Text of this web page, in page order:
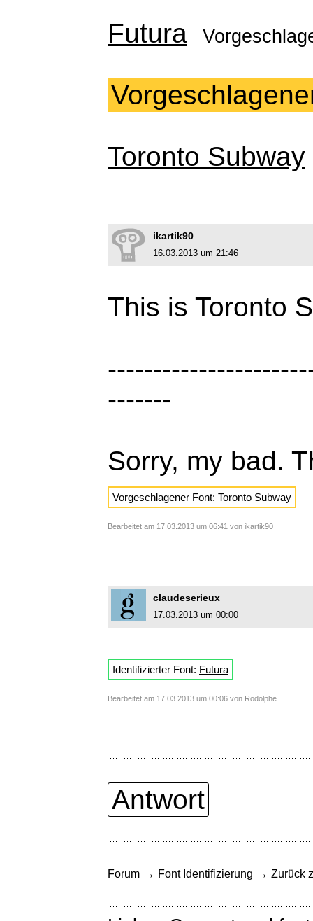
Futura
Toronto Subway
ikartik90
16.03.2013 um 21:46
This is Toronto
-------
Sorry, my bad.
Vorgeschlagener Font: Toronto Subway
Bearbeitet am 17.03.2013 um 06:41 von ikartik90
claudeserieux
17.03.2013 um 00:00
Identifizierter Font: Futura
Bearbeitet am 17.03.2013 um 00:06 von Rodolphe
Antwort
Forum → Font Identifizierung → Zurück